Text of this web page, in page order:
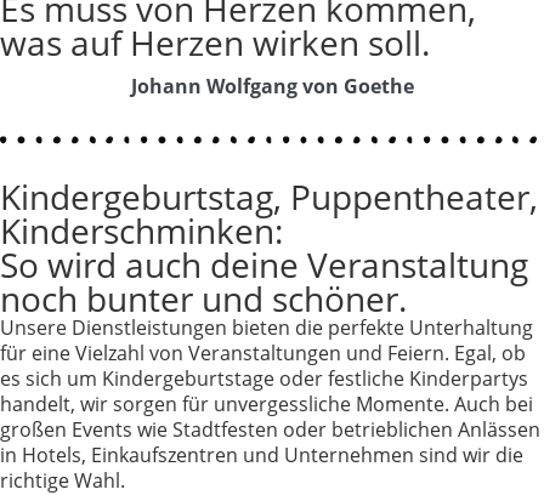
was auf Herzen wirken soll.
Johann Wolfgang von Goethe
Kindergeburtstag, Puppentheater,
Kinderschminken:
So wird auch deine Veranstaltung
noch bunter und schöner.
Unsere Dienstleistungen bieten die perfekte Unterhaltung
für eine Vielzahl von Veranstaltungen und Feiern. Egal, ob
es sich um Kindergeburtstage oder festliche Kinderpartys
handelt, wir sorgen für unvergessliche Momente. Auch bei
großen Events wie Stadtfesten oder betrieblichen Anlässen
in Hotels, Einkaufszentren und Unternehmen sind wir die
richtige Wahl.